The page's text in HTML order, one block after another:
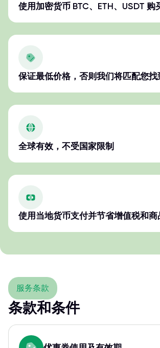
使用加密货币 BTC、ETH、USDT 购
保证最低价格，否则我们将匹配您
全球有效，不受国家限制
使用当地货币支付并节省增值税和商
服务条款
条款和条件